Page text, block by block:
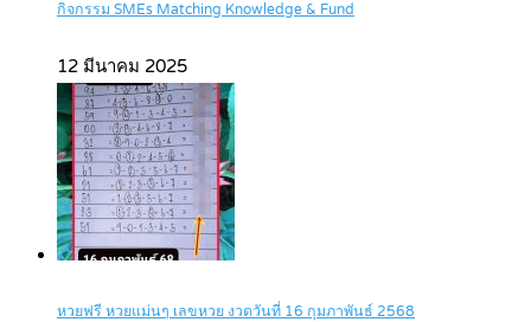
กิจกรรม SMEs Matching Knowledge & Fund
12 มีนาคม 2025
หวยฟรี หวยแม่นๆ เลขหวย งวดวันที่ 16 กุมภาพันธ์ 2568